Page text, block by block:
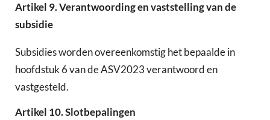
Artikel 9.Verantwoording en vaststelling van de
subsidie
Subsidies worden overeenkomstig het bepaalde in
hoofdstuk 6 van de ASV2023 verantwoord en
vastgesteld.
Artikel 10.Slotbepalingen